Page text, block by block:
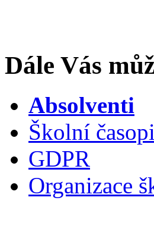
Dále Vás
Absolventi
Školní
GDPR
Organizace